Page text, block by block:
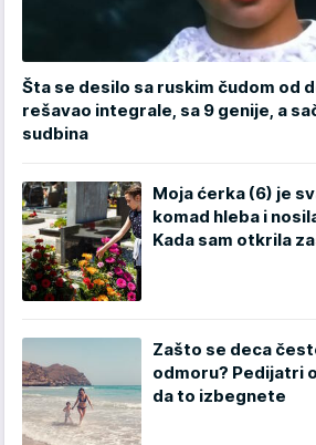
Šta se desilo sa ruskim čudom od
rešavao integrale, sa 9 genije, a
sudbina
Moja ćerka (6) je
komad hleba i
Kada sam otkrila
Zašto se deca
odmoru? Pedijatri
da to izbegnete